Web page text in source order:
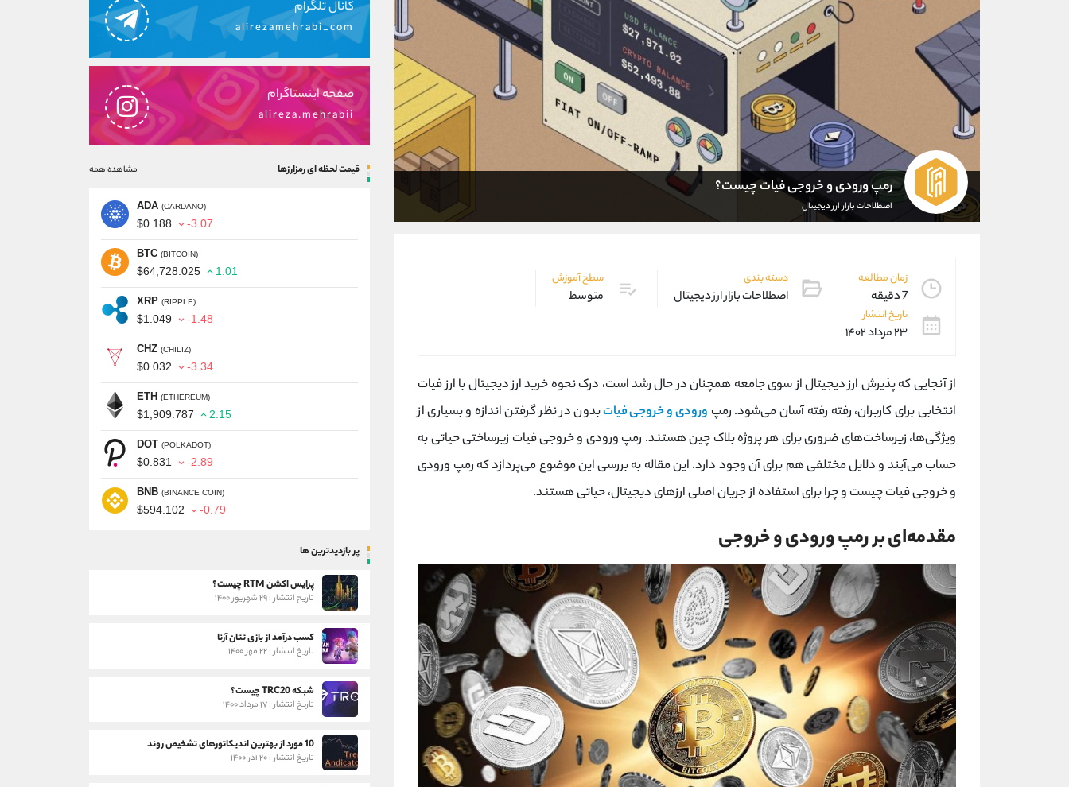
رمپ ورودی و خروجی فیات چیست؟
اصطلاحات بازار ارز دیجیتال
زمان مطالعه
7 دقیقه
دسته بندی
اصطلاحات بازار ارز دیجیتال
سطح آموزش
متوسط
تاریخ انتشار
۲۳ مرداد ۱۴۰۲
از آنجایی که پذیرش ارز دیجیتال از سوی جامعه همچنان در حال رشد است، درک نحوه خرید ارز دیجیتال با ارز فیات
انتخابی برای کاربران، رفته رفته آسان می‌شود. رمپ ورودی و خروجی فیاتبدون در نظر گرفتن اندازه و بسیاری از
ویژگی‌ها، زیرساخت‌های ضروری برای هر پروژه بلاک چین هستند. رمپ ورودی و خروجی فیات زیرساختی حیاتی به
حساب می‌آیند و دلایل مختلفی هم برای آن وجود دارد. این مقاله به بررسی این موضوع می‌پردازد که رمپ ورودی
و خروجی فیات چیست و چرا برای استفاده از جریان اصلی ارزهای دیجیتال، حیاتی هستند.
مقدمه‌ای بر رمپ ورودی و خروجی
کانال تلگرام
alirezamehrabi_com
صفحه اینستاگرام
alireza.mehrabii
قیمت لحظه ای رمزارزها مشاهده همه
ADA (CARDANO)
$0.188 -3.07
BTC (BITCOIN)
$64,728.025 1.01
XRP (RIPPLE)
$1.049 -1.48
CHZ (CHILIZ)
$0.032 -3.34
ETH (ETHEREUM)
$1,909.787 2.15
DOT (POLKADOT)
$0.831 -2.89
BNB (BINANCE COIN)
$594.102 -0.79
پر بازدیدترین ها
پرایس اکشن RTM چیست؟
تاریخ انتشار : ۲۹ شهریور ۱۴۰۰
کسب درآمد از بازی تتان آرنا
تاریخ انتشار : ۲۲ مهر ۱۴۰۰
شبکه TRC20 چیست؟
تاریخ انتشار : ۱۷ مرداد ۱۴۰۰
10 مورد از بهترین اندیکاتورهای تشخیص روند
تاریخ انتشار : ۲۰ آذر ۱۴۰۰